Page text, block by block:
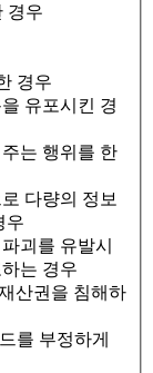
경우
경우
유포시킨 경
는 행위를 한
다량의 정보
우
괴를 유발시
는 경우
산권을 침해하
를 부정하게